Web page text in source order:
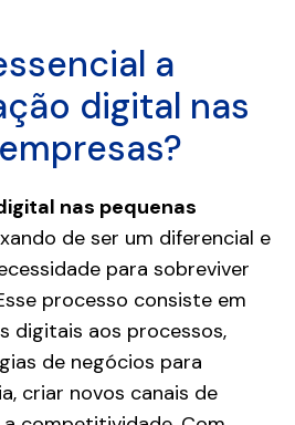
a
digital nas
nas pequenas
de ser um diferencial e
para sobreviver
processo consiste em
digitais aos processos,
de negócios para
criar novos canais de